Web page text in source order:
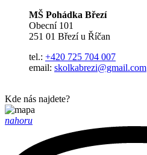
MŠ Pohádka Březí
Obecní 101
251 01 Březí u Říčan
tel.: +420 725 704 007
email: skolkabrezi@gmail.com
Kde nás najdete?
nahoru